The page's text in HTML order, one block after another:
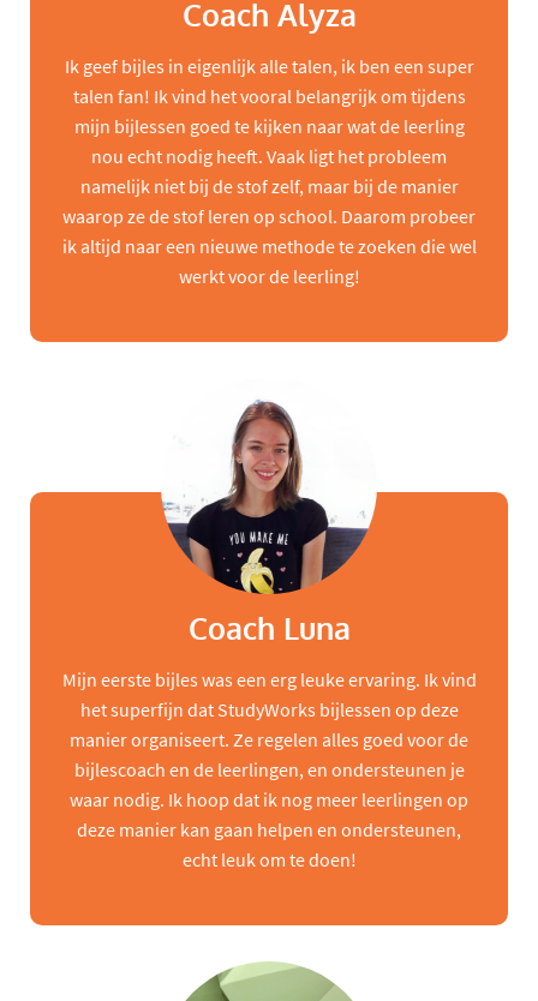
Coach Alyza
Ik geef bijles in eigenlijk alle talen, ik ben een super
talen fan! Ik vind het vooral belangrijk om tijdens
mijn bijlessen goed te kijken naar wat de leerling
nou echt nodig heeft. Vaak ligt het probleem
namelijk niet bij de stof zelf, maar bij de manier
waarop ze de stof leren op school. Daarom probeer
ik altijd naar een nieuwe methode te zoeken die wel
werkt voor de leerling!
Coach Luna
Mijn eerste bijles was een erg leuke ervaring. Ik vind
het superfijn dat StudyWorks bijlessen op deze
manier organiseert. Ze regelen alles goed voor de
bijlescoach en de leerlingen, en ondersteunen je
waar nodig. Ik hoop dat ik nog meer leerlingen op
deze manier kan gaan helpen en ondersteunen,
echt leuk om te doen!